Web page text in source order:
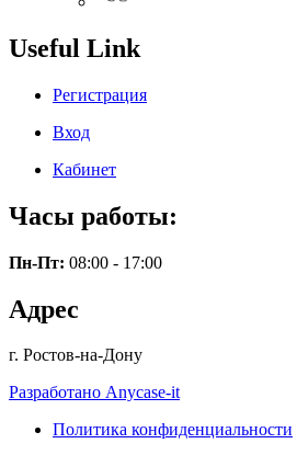
Useful Link
Регистрация
Вход
Кабинет
Часы работы:
Пн-Пт: 08:00 - 17:00
Адрес
г. Ростов-на-Дону
Разработано Anycase-it
Политика конфиденциальности